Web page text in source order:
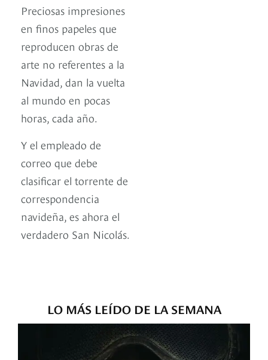
Preciosas impresiones
en finos papeles que
reproducen obras de
arte no referentes a la
Navidad, dan la vuelta
al mundo en pocas
horas, cada año.
Y el empleado de
correo que debe
clasificar el torrente de
correspondencia
navideña, es ahora el
verdadero San Nicolás.
LO MÁS LEÍDO DE LA SEMANA